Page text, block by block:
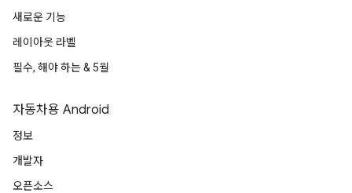
새로운 기능
레이아웃 라벨
필수, 해야 하는 & 5월
자동차용 Android
정보
개발자
오픈소스